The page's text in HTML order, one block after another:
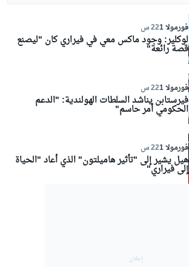
فورمولا 1 22 س
لوكلير: وجود ماكس معي في فيراري كان "ليصنع
قصة رائعة"
فورمولا 1 22 س
فيرستابن يناشد السلطات الهولندية: "الدعم
الحكومي أمر حاسم"
فورمولا 1 22 س
هيل يشير إلى "تأثير هاميلتون" الذي أعاد "الحياة
إلى فيراري"